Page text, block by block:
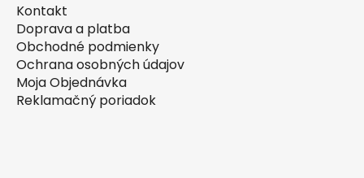
Kontakt
Doprava a platba
Obchodné podmienky
Ochrana osobných údajov
Moja Objednávka
Reklamačný poriadok